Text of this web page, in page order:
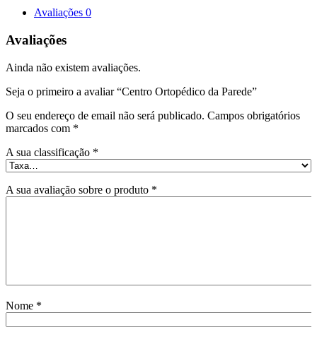
Avaliações 0
Avaliações
Ainda não existem avaliações.
Seja o primeiro a avaliar “Centro Ortopédico da Parede”
O seu endereço de email não será publicado. Campos obrigatórios
marcados com *
A sua classificação *
A sua avaliação sobre o produto *
Nome *